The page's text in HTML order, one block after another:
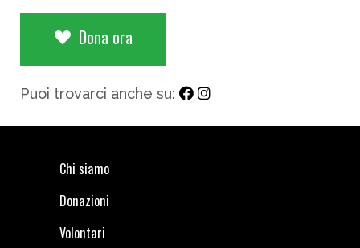
Dona ora
Puoi trovarci anche su:
Chi siamo
Donazioni
Volontari